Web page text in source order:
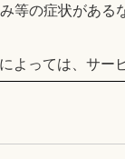
等の症状がある
よっては、サー